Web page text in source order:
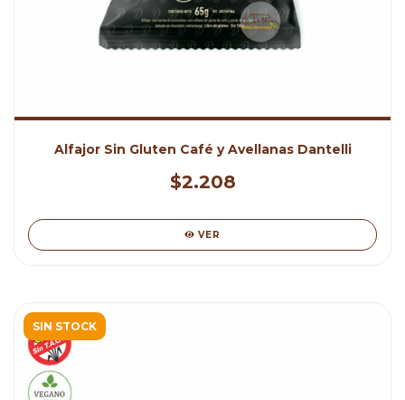
Alfajor Sin Gluten Café y Avellanas Dantelli
$2.208
VER
SIN STOCK